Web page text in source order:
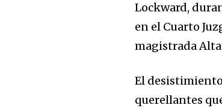
Lockward,
en el Cuarto
magistrada
El
querellantes